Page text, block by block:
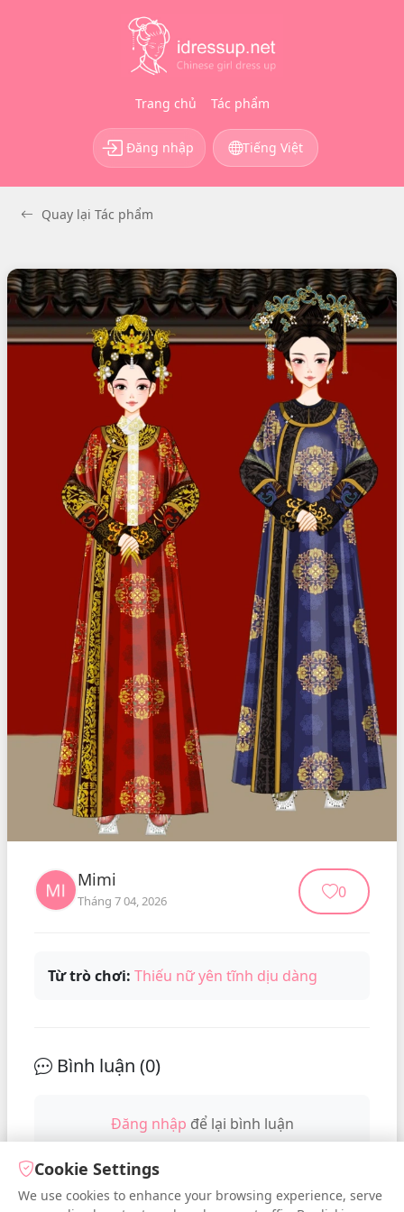
Trang chủ Tác phẩm
Đăng nhập Tiếng Việt
Quay lại Tác phẩm
Mimi
Tháng 7 04, 2026 0
Từ trò chơi: Thiếu nữ yên tĩnh dịu dàng
Bình luận (0)
Đăng nhập để lại bình luận
Cookie Settings
We use cookies to enhance your browsing experience, serve